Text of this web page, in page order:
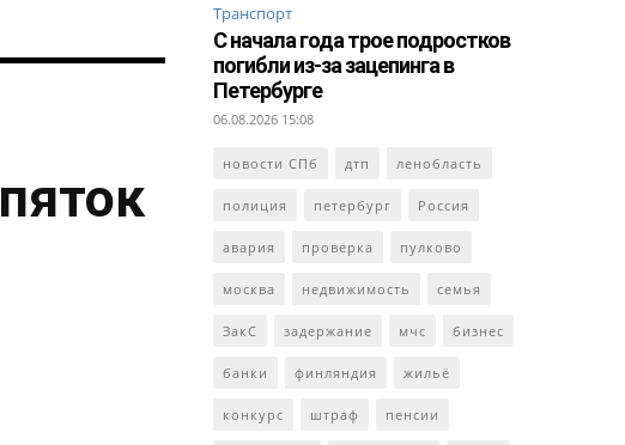
Транспорт
С начала года трое подростков
погибли из-за зацепинга в
Петербурге
06.08.2026 15:08
новости СПб дтп ленобласть
полиция петербург Россия
авария проверка пулково
москва недвижимость семья
ЗакС задержание мчс бизнес
банки финляндия жильё
конкурс штраф пенсии